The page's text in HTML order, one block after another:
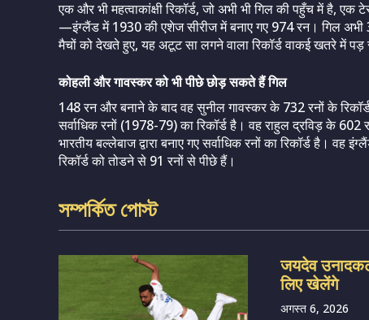
एक और भी महत्वाकांक्षी रिकॉर्ड, जो अभी भी गिल की पहुँच में है,
—इंग्लैंड में 1930 की एशेज सीरीज में बनाए गए 974 रन। गिल
मैचों को देखते हुए, यह अटूट सा लगने वाला रिकॉर्ड वाकई खतरे में
कोहली और गावस्कर को भी पीछे छोड़ सकते हैं गिल
148 रन और बनाने के बाद वह सुनील गावस्कर के 732 रनों के रिकॉर्ड
सर्वाधिक रनों (1978-79) का रिकॉर्ड है। वह राहुल द्रविड़ के
भारतीय बल्लेबाज द्वारा बनाए गए सर्वाधिक रनों का रिकॉर्ड है।
रिकॉर्ड को तोडने से 91 रनों से पीछे हैं।
সম্পর্কিত পোস্ট
जयदेव
लिए खेलेंगे
अगस्त 6, 2026